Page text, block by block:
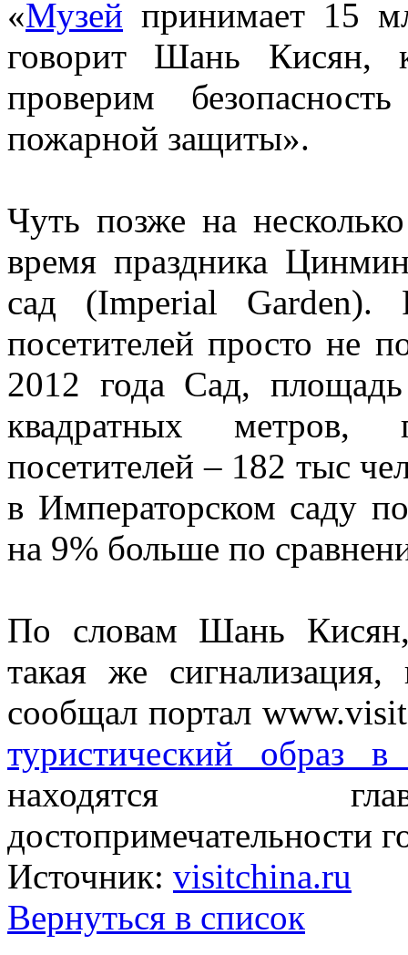
«Музей принимает 15
говорит Шань Кисян,
проверим
пожарной защиты».
Чуть позже на
время праздника
сад (Imperial Garden).
посетителей просто не
2012 года Сад, площадь
квадратных метров,
посетителей – 182 тыс
в Императорском саду
на 9% больше по
По словам Шань Кисян,
такая же
сообщал портал
туристический образ
находятся
достопримечательности
Источник: visitchina.ru
Вернуться в список